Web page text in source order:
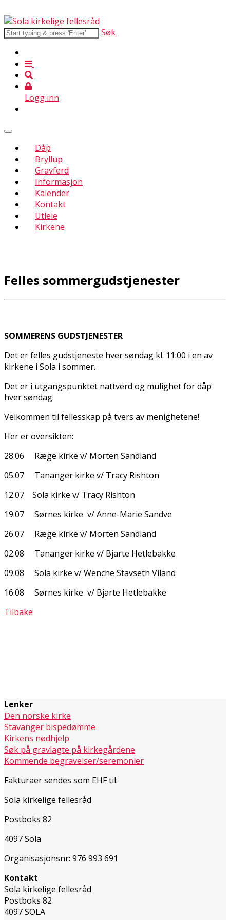
Søk
Logg inn
Dåp
Bryllup
Gravferd
Informasjon
Kalender
Kontakt
Utleie
Kirkene
Felles sommergudstjenester
SOMMERENS GUDSTJENESTER
Det er felles gudstjeneste hver søndag kl. 11:00 i en av
kirkene i Sola i sommer.
Det er i utgangspunktet nattverd og mulighet for dåp
hver søndag.
Velkommen til fellesskap på tvers av menighetene!
Her er oversikten:
28.06 Ræge kirke v/ Morten Sandland
05.07 Tananger kirke v/ Tracy Rishton
12.07 Sola kirke v/ Tracy Rishton
19.07 Sørnes kirke v/ Anne-Marie Sandve
26.07 Ræge kirke v/ Morten Sandland
02.08 Tananger kirke v/ Bjarte Hetlebakke
09.08 Sola kirke v/ Wenche Stavseth Viland
16.08 Sørnes kirke v/ Bjarte Hetlebakke
Tilbake
Lenker
Den norske kirke
Stavanger bispedømme
Kirkens nødhjelp
Søk på gravlagte på kirkegårdene
Kommende begravelser/seremonier
Fakturaer sendes som EHF til:
Sola kirkelige fellesråd
Postboks 82
4097 Sola
Organisasjonsnr: 976 993 691
Kontakt
Sola kirkelige fellesråd
Postboks 82
4097 SOLA